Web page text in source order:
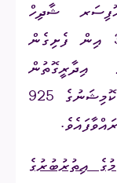
އަދި އޮފިސަރ ޝާދިހް
ޢުބައިދުﷲ މުޙައްމަދު 2026 މޭ 31 އިން ފެށިގެން
އިދާރީގޮތުން
ނިންމާފައިވާ ނިންމުން އެގޮތުގެމަތީން، ކޮމިޝަނުގެ 925
އިތުރުބުރުގެ